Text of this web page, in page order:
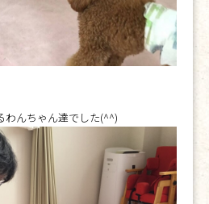
わんちゃん達でした(^^)